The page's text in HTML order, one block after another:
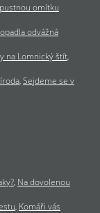
omítku
odvážná
na Lomnický štít
Sejdeme se v
Na dovolenou
Komáři vás